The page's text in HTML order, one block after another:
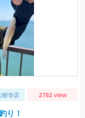
樹寺店 2782 view
り！